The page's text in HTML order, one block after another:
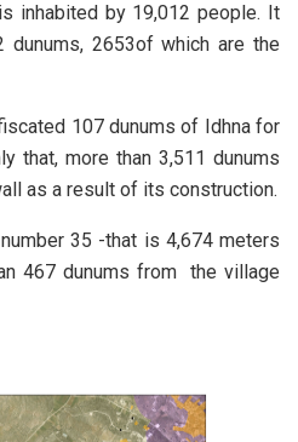
inhabited by 19,012 people. It
dunums, 2653of which are the
107 dunums of Idhna for
that, more than 3,511 dunums
as a result of its construction.
35 -that is 4,674 meters
467 dunums from the village